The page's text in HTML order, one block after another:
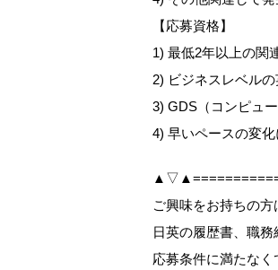
【応募資格】
1) 最低2年以上の関
2) ビジネスレベル
3) GDS（コンピュ
4) 早いペースの変
ご興味をお持ちの
日英の履歴書、職務
応募条件に満たなく